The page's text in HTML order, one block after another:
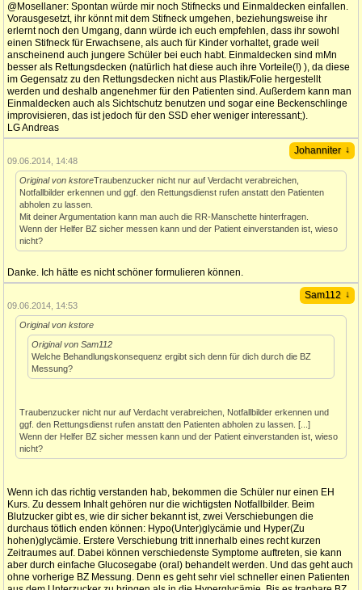
@Mosellaner: Spontan würde mir noch Stifnecks und Einmaldecken einfallen.
Vorausgesetzt, ihr könnt mit dem Stifneck umgehen, beziehungsweise ihr
erlernt noch den Umgang, dann würde ich euch empfehlen, dass ihr sowohl
einen Stifneck für Erwachsene, als auch für Kinder vorhaltet, grade weil
anscheinend auch jungere Schüler bei euch habt. Einmaldecken sind mMn
besser als Rettungsdecken (natürlich hat diese auch ihre Vorteile(!) ), da diese
im Gegensatz zu den Rettungsdecken nicht aus Plastik/Folie hergestellt
werden und deshalb angenehmer für den Patienten sind. Außerdem kann man
Einmaldecken auch als Sichtschutz benutzen und sogar eine Beckenschlinge
improvisieren, das ist jedoch für den SSD eher weniger interessant;).
LG Andreas
Johanniter ↓
09.06.2014, 14:48
Original von kstoreTraubenzucker nicht nur auf Verdacht verabreichen,
Notfallbilder erkennen und ggf. den Rettungsdienst rufen anstatt den Patienten
abholen zu lassen.
Mit deiner Argumentation kann man auch die RR-Manschette hinterfragen.
Wenn der Helfer BZ sicher messen kann und der Patient einverstanden ist, wieso
nicht?
Danke. Ich hätte es nicht schöner formulieren können.
Sam112 ↓
09.06.2014, 14:53
Original von kstore
Original von Sam112
Welche Behandlungskonsequenz ergibt sich denn für dich durch die BZ
Messung?
Traubenzucker nicht nur auf Verdacht verabreichen, Notfallbilder erkennen und
ggf. den Rettungsdienst rufen anstatt den Patienten abholen zu lassen. [...]
Wenn der Helfer BZ sicher messen kann und der Patient einverstanden ist, wieso
nicht?
Wenn ich das richtig verstanden hab, bekommen die Schüler nur einen EH
Kurs. Zu dessem Inhalt gehören nur die wichtigsten Notfallbilder. Beim
Blutzucker gibt es, wie dir sicher bekannt ist, zwei Verschiebungen die
durchaus tötlich enden können: Hypo(Unter)glycämie und Hyper(Zu
hohen)glycämie. Erstere Verschiebung tritt innerhalb eines recht kurzen
Zeitraumes auf. Dabei können verschiedenste Symptome auftreten, sie kann
aber durch einfache Glucosegabe (oral) behandelt werden. Und das geht auch
ohne vorherige BZ Messung. Denn es geht sehr viel schneller einen Patienten